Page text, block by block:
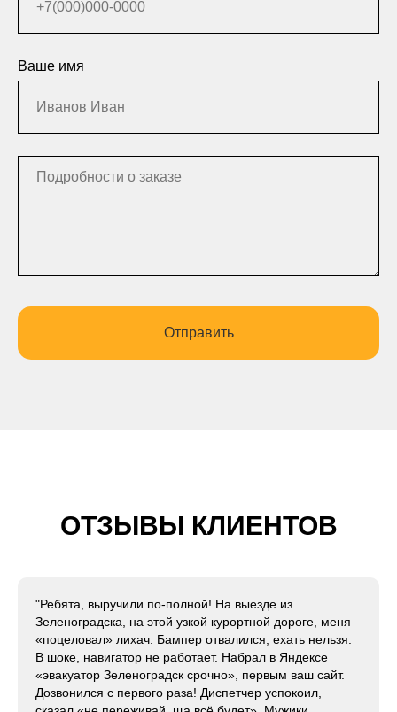
Ваше имя
Отправить
ОТЗЫВЫ КЛИЕНТОВ
"Ребята, выручили по-полной! На выезде из
Зеленоградска, на этой узкой курортной дороге, меня
«поцеловал» лихач. Бампер отвалился, ехать нельзя.
В шоке, навигатор не работает. Набрал в Яндексе
«эвакуатор Зеленоградск срочно», первым ваш сайт.
Дозвонился с первого раза! Диспетчер успокоил,